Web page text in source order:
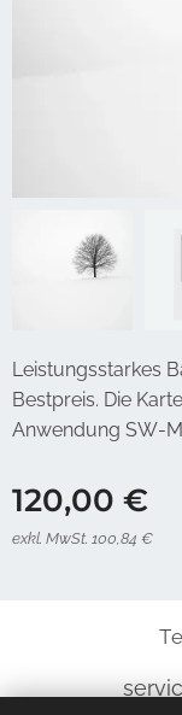
Leistungsstarkes
Bestpreis. Die
Anwendung SW-
120,00 €
exkl. MwSt. 100,84 €